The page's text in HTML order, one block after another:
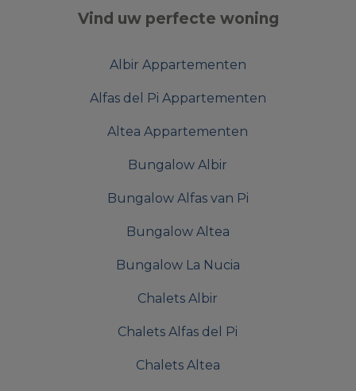
Vind uw perfecte woning
Albir Appartementen
Alfas del Pi Appartementen
Altea Appartementen
Bungalow Albir
Bungalow Alfas van Pi
Bungalow Altea
Bungalow La Nucia
Chalets Albir
Chalets Alfas del Pi
Chalets Altea